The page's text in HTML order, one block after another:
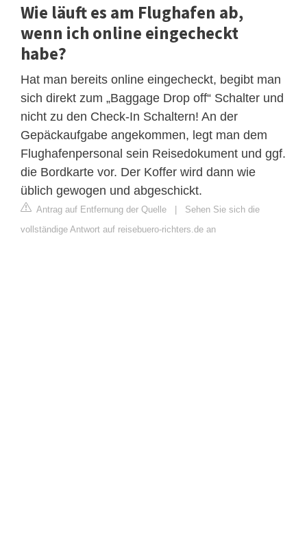
Wie läuft es am Flughafen ab,
wenn ich online eingecheckt
habe?
Hat man bereits online eingecheckt, begibt man
sich direkt zum „Baggage Drop off“ Schalter und
nicht zu den Check-In Schaltern! An der
Gepäckaufgabe angekommen, legt man dem
Flughafenpersonal sein Reisedokument und ggf.
die Bordkarte vor. Der Koffer wird dann wie
üblich gewogen und abgeschickt.
Antrag auf Entfernung der Quelle | Sehen Sie sich die
vollständige Antwort auf reisebuero-richters.de an